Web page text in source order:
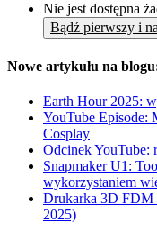
Nie jest dostępna
Bądź pierwszy i
Nowe artykułu na
Earth Hour 2025:
YouTube Episode:
Cosplay
Odcinek YouTube:
Snapmaker U1:
wykorzystaniem
Drukarka 3D FDM
2025)